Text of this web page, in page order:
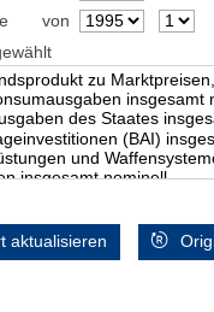
von
aktualisieren